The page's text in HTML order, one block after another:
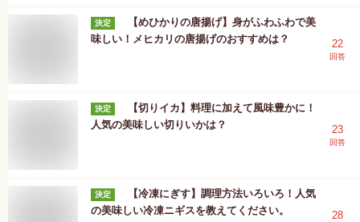
決定
【めひかりの唐揚げ】身がふわふわで美
味しい！メヒカリの唐揚げのおすすめは？
22
回答
決定
【切りイカ】料理に加えて風味豊かに！
人気の美味しい切りいかは？
23
回答
決定
【冷凍にぎす】調理方法いろいろ！人気
の美味しい冷凍ニギスを教えてください。
28